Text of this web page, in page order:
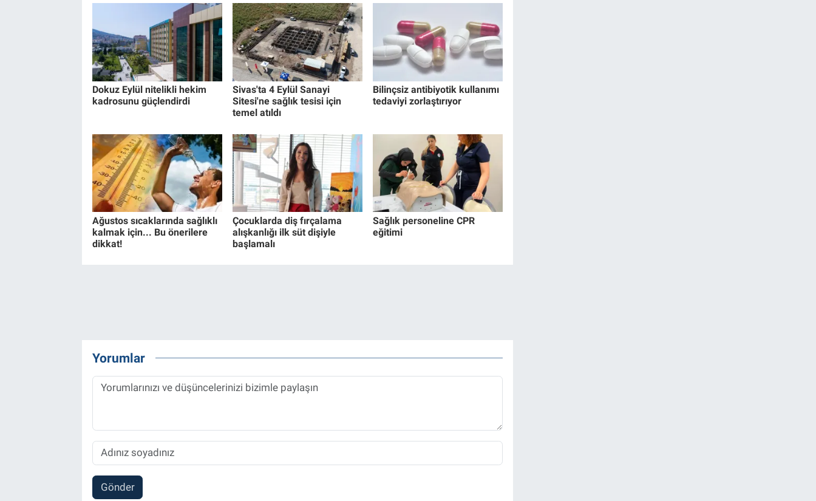
Dokuz Eylül nitelikli hekim
kadrosunu güçlendirdi
Sivas'ta 4 Eylül Sanayi
Sitesi'ne sağlık tesisi için
temel atıldı
Bilinçsiz antibiyotik kullanımı
tedaviyi zorlaştırıyor
Ağustos sıcaklarında sağlıklı
kalmak için... Bu önerilere
dikkat!
Çocuklarda diş fırçalama
alışkanlığı ilk süt dişiyle
başlamalı
Sağlık personeline CPR
eğitimi
Yorumlar
Gönder